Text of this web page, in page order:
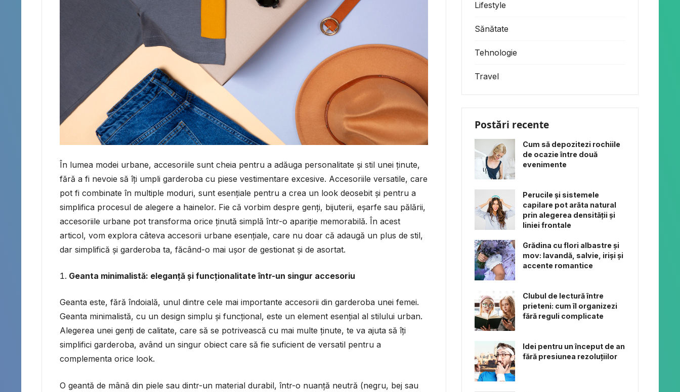
În lumea modei urbane, accesoriile sunt cheia pentru a adăuga personalitate și stil unei ținute,
fără a fi nevoie să îți umpli garderoba cu piese vestimentare excesive. Accesoriile versatile, care
pot fi combinate în multiple moduri, sunt esențiale pentru a crea un look deosebit și pentru a
simplifica procesul de alegere a hainelor. Fie că vorbim despre genți, bijuterii, eșarfe sau pălării,
accesoriile urbane pot transforma orice ținută simplă într-o apariție memorabilă. În acest
articol, vom explora câteva accesorii urbane esențiale, care nu doar că adaugă un plus de stil,
dar simplifică și garderoba ta, făcând-o mai ușor de gestionat și de asortat.
Geanta minimalistă: eleganță și funcționalitate într-un singur accesoriu
Geanta este, fără îndoială, unul dintre cele mai importante accesorii din garderoba unei femei.
Geanta minimalistă, cu un design simplu și funcțional, este un element esențial al stilului urban.
Alegerea unei genți de calitate, care să se potrivească cu mai multe ținute, te va ajuta să îți
simplifici garderoba, având un singur obiect care să fie suficient de versatil pentru a
complementa orice look.
O geantă de mână din piele sau dintr-un material durabil, într-o nuanță neutră (negru, bej sau
Lifestyle
Sănătate
Tehnologie
Travel
Postări recente
Cum să depozitezi rochiile
de ocazie între două
evenimente
Perucile și sistemele
capilare pot arăta natural
prin alegerea densității și
liniei frontale
Grădina cu flori albastre și
mov: lavandă, salvie, iriși și
accente romantice
Clubul de lectură între
prieteni: cum îl organizezi
fără reguli complicate
Idei pentru un început de an
fără presiunea rezoluțiilor